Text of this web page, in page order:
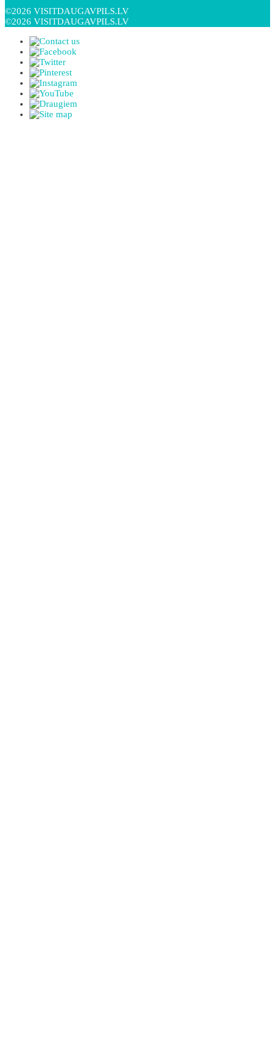
©2026 VISITDAUGAVPILS.LV
©2026 VISITDAUGAVPILS.LV